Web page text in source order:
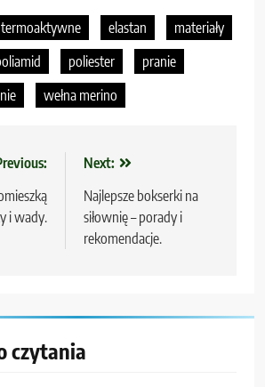
elastan
materiały
poliester
pranie
wełna merino
i wady.
Next:
Najlepsze bokserki na
siłownię – porady i
rekomendacje.
czytania